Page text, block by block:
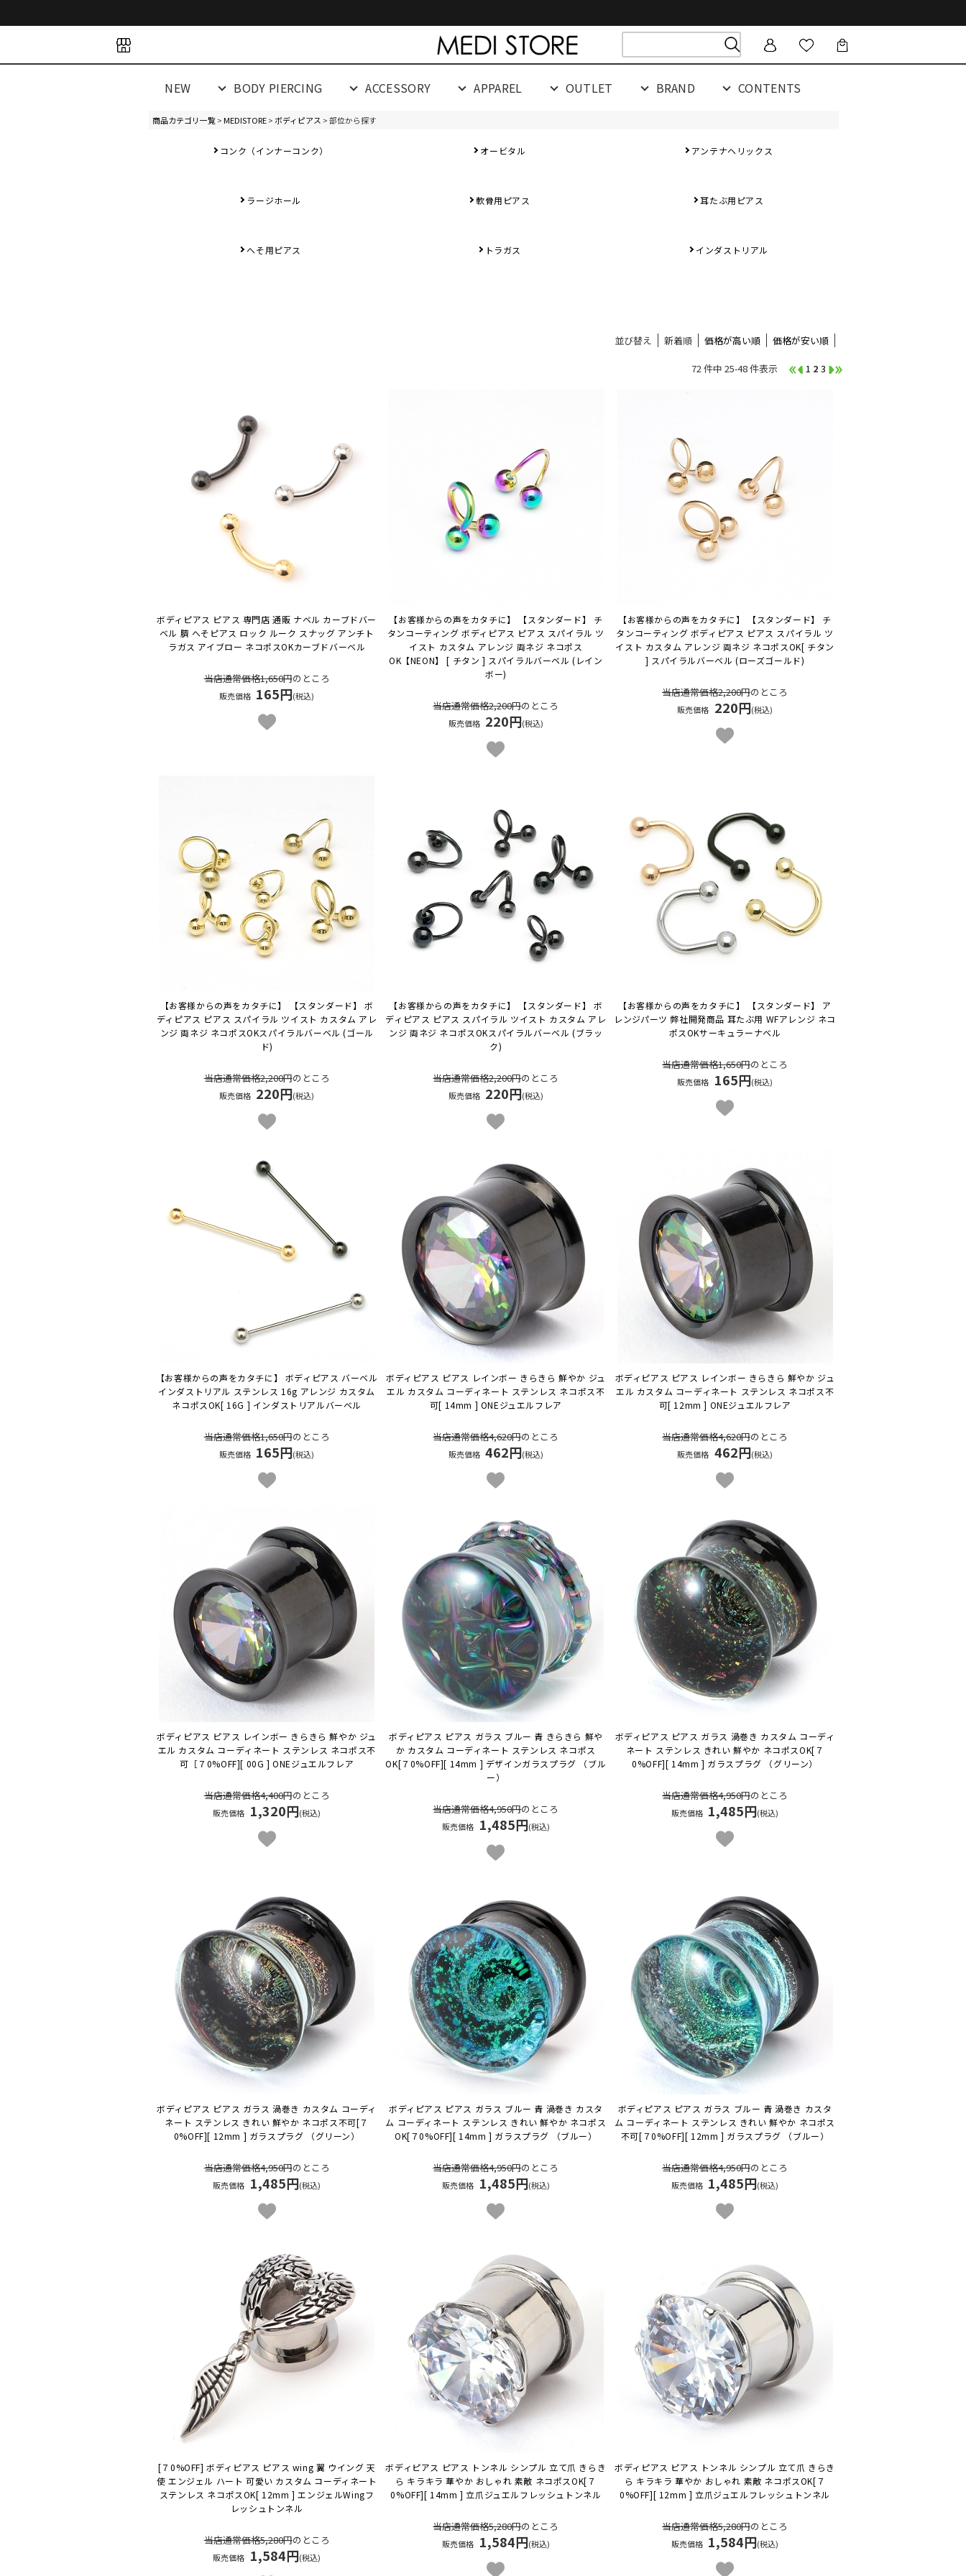
NEW BODY PIERCING ACCESSORY APPAREL OUTLET BRAND CONTENTS
商品カテゴリ一覧>MEDISTORE> ボディピアス > 部位から探す
コンク（インナーコンク） オービタル アンテナヘリックス
ラージホール 軟骨用ピアス 耳たぶ用ピアス
へそ用ピアス トラガス インダストリアル
並び替え 新着順 価格が高い順 価格が安い順
72 件中 25-48 件表示 1 2 3
ボディピアス ピアス 専門店 通販 ナベル カーブドバー
ベル 臍 へそピアス ロック ルーク スナッグ アンチト
ラガス アイブロー ネコポスOKカーブドバーベル
当店通常価格1,650円のところ
販売価格 165円(税込)
【お客様からの声をカタチに】 【スタンダード】 チ
タンコーティング ボディピアス ピアス スパイラル ツ
イスト カスタム アレンジ 両ネジ ネコポス
OK 【NEON】 [ チタン ] スパイラルバーベル (レイン
ボー)
当店通常価格2,200円のところ
販売価格 220円(税込)
【お客様からの声をカタチに】 【スタンダード】 チ
タンコーティング ボディピアス ピアス スパイラル ツ
イスト カスタム アレンジ 両ネジ ネコポスOK[ チタン
] スパイラルバーベル (ローズゴールド)
当店通常価格2,200円のところ
販売価格 220円(税込)
【お客様からの声をカタチに】 【スタンダード】 ボ
ディピアス ピアス スパイラル ツイスト カスタム アレ
ンジ 両ネジ ネコポスOKスパイラルバーベル (ゴール
ド)
当店通常価格2,200円のところ
販売価格 220円(税込)
【お客様からの声をカタチに】 【スタンダード】 ボ
ディピアス ピアス スパイラル ツイスト カスタム アレ
ンジ 両ネジ ネコポスOKスパイラルバーベル (ブラッ
ク)
当店通常価格2,200円のところ
販売価格 220円(税込)
【お客様からの声をカタチに】 【スタンダード】 ア
レンジパーツ 弊社開発商品 耳たぶ用 WFアレンジ ネコ
ポスOKサーキュラーナベル
当店通常価格1,650円のところ
販売価格 165円(税込)
【お客様からの声をカタチに】 ボディピアス バーベル
インダストリアル ステンレス 16g アレンジ カスタム
ネコポスOK[ 16G ] インダストリアルバーベル
当店通常価格1,650円のところ
販売価格 165円(税込)
ボディピアス ピアス レインボー きらきら 鮮やか ジュ
エル カスタム コーディネート ステンレス ネコポス不
可[ 14mm ] ONEジュエルフレア
当店通常価格4,620円のところ
販売価格 462円(税込)
ボディピアス ピアス レインボー きらきら 鮮やか ジュ
エル カスタム コーディネート ステンレス ネコポス不
可[ 12mm ] ONEジュエルフレア
当店通常価格4,620円のところ
販売価格 462円(税込)
ボディピアス ピアス レインボー きらきら 鮮やか ジュ
エル カスタム コーディネート ステンレス ネコポス不
可 ［７0%OFF][ 00G ] ONEジュエルフレア
当店通常価格4,400円のところ
販売価格 1,320円(税込)
ボディピアス ピアス ガラス ブルー 青 きらきら 鮮や
か カスタム コーディネート ステンレス ネコポス
OK[７0%OFF][ 14mm ] デザインガラスプラグ （ブル
ー）
当店通常価格4,950円のところ
販売価格 1,485円(税込)
ボディピアス ピアス ガラス 渦巻き カスタム コーディ
ネート ステンレス きれい 鮮やか ネコポスOK[７
0%OFF][ 14mm ] ガラスプラグ （グリーン）
当店通常価格4,950円のところ
販売価格 1,485円(税込)
ボディピアス ピアス ガラス 渦巻き カスタム コーディ
ネート ステンレス きれい 鮮やか ネコポス不可[７
0%OFF][ 12mm ] ガラスプラグ （グリーン）
当店通常価格4,950円のところ
販売価格 1,485円(税込)
ボディピアス ピアス ガラス ブルー 青 渦巻き カスタ
ム コーディネート ステンレス きれい 鮮やか ネコポス
OK[７0%OFF][ 14mm ] ガラスプラグ （ブルー）
当店通常価格4,950円のところ
販売価格 1,485円(税込)
ボディピアス ピアス ガラス ブルー 青 渦巻き カスタ
ム コーディネート ステンレス きれい 鮮やか ネコポス
不可[７0%OFF][ 12mm ] ガラスプラグ （ブルー）
当店通常価格4,950円のところ
販売価格 1,485円(税込)
[７0%OFF] ボディピアス ピアス wing 翼 ウイング 天
使 エンジェル ハート 可愛い カスタム コーディネート
ステンレス ネコポスOK[ 12mm ] エンジェルWingフ
レッシュトンネル
当店通常価格5,280円のところ
販売価格 1,584円(税込)
ボディピアス ピアス トンネル シンプル 立て爪 きらき
ら キラキラ 華やか おしゃれ 素敵 ネコポスOK[７
0%OFF][ 14mm ] 立爪ジュエルフレッシュトンネル
当店通常価格5,280円のところ
販売価格 1,584円(税込)
ボディピアス ピアス トンネル シンプル 立て爪 きらき
ら キラキラ 華やか おしゃれ 素敵 ネコポスOK[７
0%OFF][ 12mm ] 立爪ジュエルフレッシュトンネル
当店通常価格5,280円のところ
販売価格 1,584円(税込)